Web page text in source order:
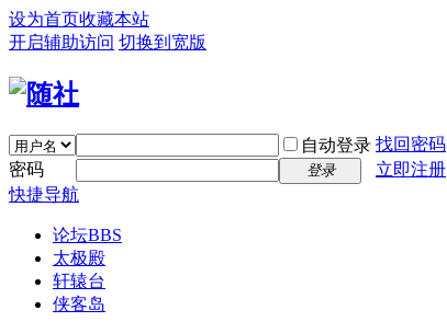
设为首页收藏本站
开启辅助访问 切换到宽版
自动登录 找回密码
密码
登录
立即注册
快捷导航
论坛BBS
太极殿
轩辕台
侠客岛